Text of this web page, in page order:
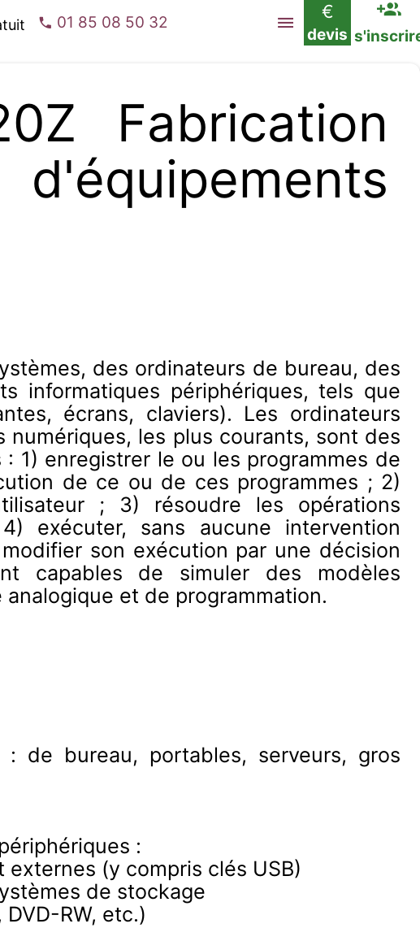
01 85 08 50 32
€
devis
Fabrication
des ordinateurs de bureau, des
informatiques périphériques, tels que
écrans, claviers). Les ordinateurs
les plus courants, sont des
1) enregistrer le ou les programmes de
de ce ou de ces programmes ; 2)
; 3) résoudre les opérations
exécuter, sans aucune intervention
son exécution par une décision
capables de simuler des modèles
et de programmation.
de bureau, portables, serveurs, gros
:
(y compris clés USB)
de stockage
RW, etc.)